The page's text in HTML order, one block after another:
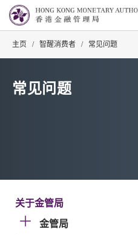
主页 / 智醒消费者 / 常见问题
常见问题
关于金管局
金管局